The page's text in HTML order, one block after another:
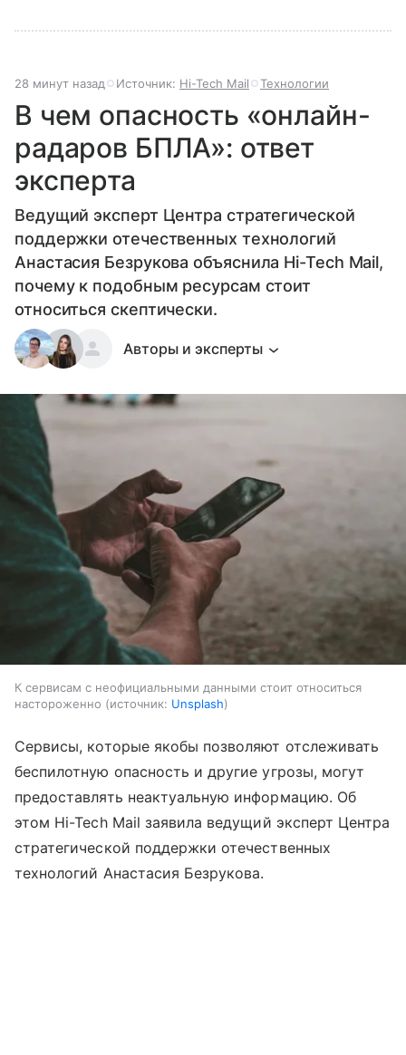
28 минут назад Источник: Hi-Tech Mail Технологии
В чем опасность «онлайн-
радаров БПЛА»: ответ
эксперта
Ведущий эксперт Центра стратегической
поддержки отечественных технологий
Анастасия Безрукова объяснила Hi-Tech Mail,
почему к подобным ресурсам стоит
относиться скептически.
Авторы и эксперты
К сервисам с неофициальными данными стоит относиться
настороженно
источник: Unsplash
Сервисы, которые якобы позволяют отслеживать
беспилотную опасность и другие угрозы, могут
предоставлять неактуальную информацию. Об
этом Hi-Tech Mail заявила ведущий эксперт Центра
стратегической поддержки отечественных
технологий Анастасия Безрукова.